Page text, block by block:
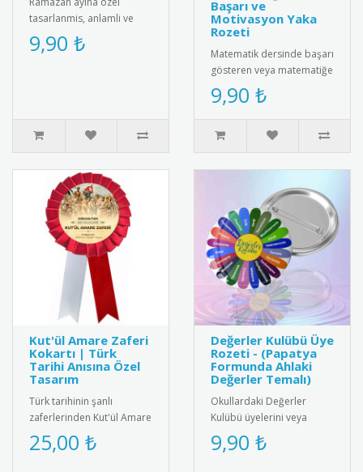
tasarlanmis, anlamli ve
estetik rozeti kesfedin.
Kiyafetlerinize sik bir
9,90 ₺
Başarı ve
Motivasyon Yaka
Rozeti
Matematik dersinde başarı
gösteren veya matematiğe
ilgi duyan öğrencileri
motive etmenin en
eğlencel..
9,90 ₺
Kut'ül Amare Zaferi
Kokartı | Türk
Tarihi Anısına Özel
Tasarım
Türk tarihinin şanlı
zaferlerinden Kut'ül Amare
muharebesinin anısına
özel tasarlanmış kokart.
25,00 ₺
Değerler Kulübü Üye
Rozeti - (Papatya
Formunda Ahlaki
Değerler Temalı)
Okullardaki Değerler
Kulübü üyelerini veya
değerler eğitiminde
başarılı olan öğrencileri
9,90 ₺